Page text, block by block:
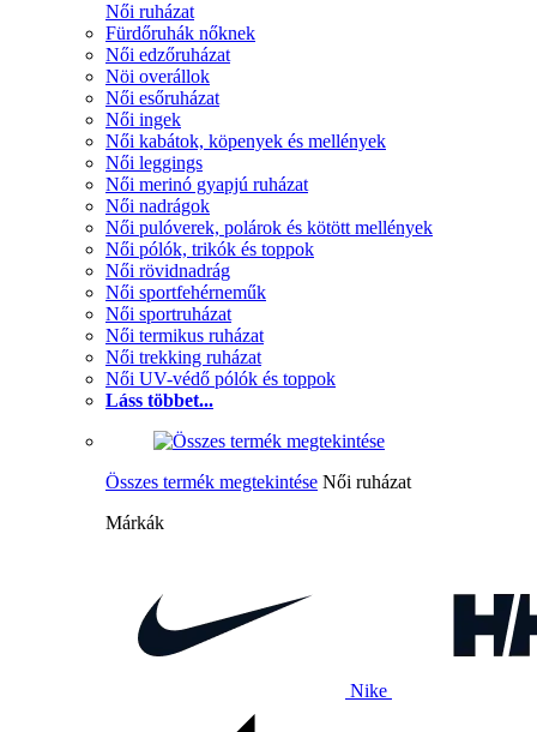
Női ruházat
Fürdőruhák nőknek
Női edzőruházat
Nöi overállok
Női esőruházat
Női ingek
Női kabátok, köpenyek és mellények
Női leggings
Női merinó gyapjú ruházat
Női nadrágok
Női pulóverek, polárok és kötött mellények
Női pólók, trikók és toppok
Női rövidnadrág
Női sportfehérneműk
Női sportruházat
Női termikus ruházat
Női trekking ruházat
Női UV-védő pólók és toppok
Láss többet...
Összes termék megtekintése Női ruházat
Márkák
Nike